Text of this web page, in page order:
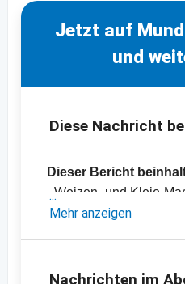
Jetzt auf
und
Diese Nachricht
Dieser Bericht
- Weizen- und Kleie-
- Mais-, Ethanol- und
- Offizielle
Mehr anzeigen
Nachrichten im